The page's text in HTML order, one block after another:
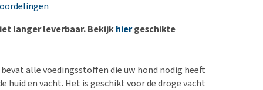
en conditie
langer leverbaar. Bekijkhiergeschikte
alle voedingsstoffen die uw hond nodig heeft
huid en vacht. Het is geschikt voor de droge vacht